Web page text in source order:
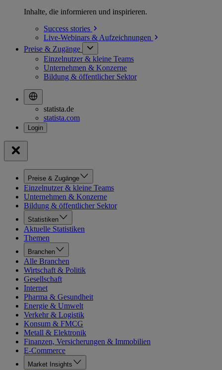
Inhalte, die informieren und inspirieren.
Success stories
Live-Webinars & Aufzeichnungen
Preise & Zugänge
Einzelnutzer & kleine Teams
Unternehmen & Konzerne
Bildung & öffentlicher Sektor
statista.de
statista.com
Preise & Zugänge
Einzelnutzer & kleine Teams
Unternehmen & Konzerne
Bildung & öffentlicher Sektor
Statistiken
Aktuelle Statistiken
Themen
Branchen
Alle Branchen
Wirtschaft & Politik
Gesellschaft
Internet
Pharma & Gesundheit
Energie & Umwelt
Verkehr & Logistik
Konsum & FMCG
Metall & Elektronik
Finanzen, Versicherungen & Immobilien
E-Commerce
Market Insights